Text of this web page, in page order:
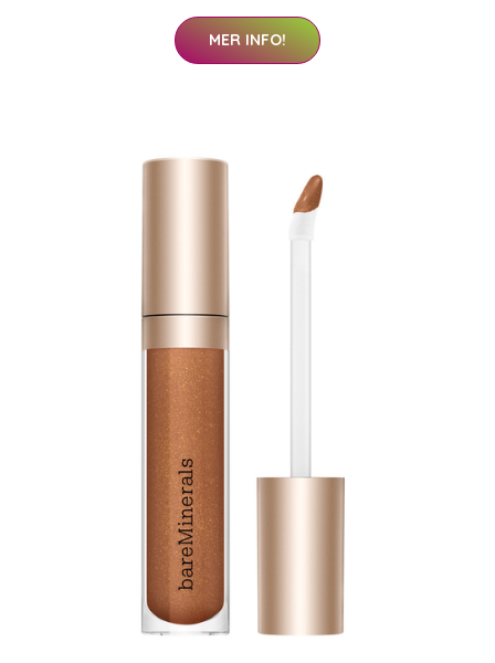
MER INFO!